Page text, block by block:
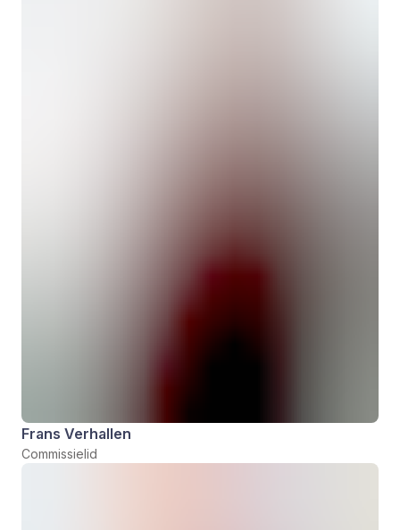
Frans Verhallen
Commissielid